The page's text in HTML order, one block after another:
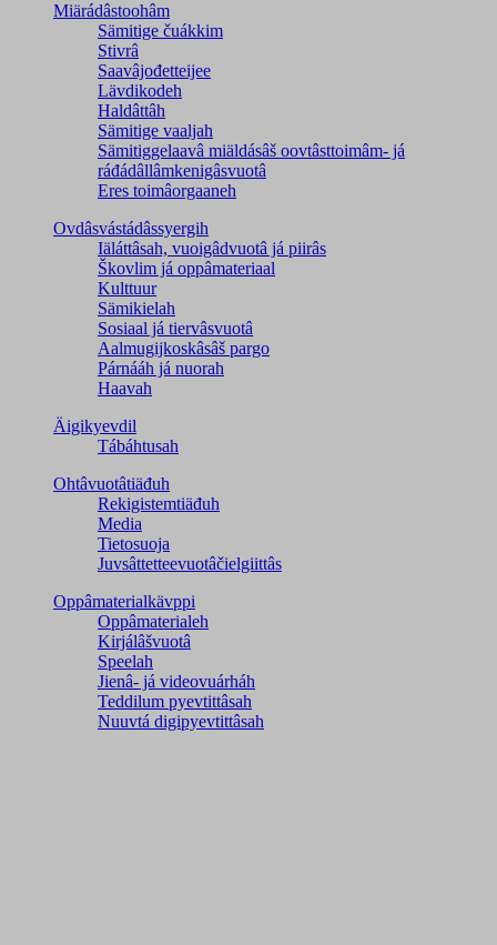
Miärádâstoohâm
Sämitige čuákkim
Stivrâ
Saavâjođetteijee
Lävdikodeh
Haldâttâh
Sämitige vaaljah
Sämitiggelaavâ miäldásâš oovtâsttoimâm- já
ráđádâllâmkenigâsvuotâ
Eres toimâorgaaneh
Ovdâsvástádâssyergih
Iäláttâsah, vuoigâdvuotâ já piirâs
Škovlim já oppâmateriaal
Kulttuur
Sämikielah
Sosiaal já tiervâsvuotâ
Aalmugijkoskâsâš pargo
Párnááh já nuorah
Haavah
Äigikyevdil
Tábáhtusah
Ohtâvuotâtiäđuh
Rekigistemtiäđuh
Media
Tietosuoja
Juvsâttetteevuotâčielgiittâs
Oppâmaterialkävppi
Oppâmaterialeh
Kirjálâšvuotâ
Speelah
Jienâ- já videovuárháh
Teddilum pyevtittâsah
Nuuvtá digipyevtittâsah